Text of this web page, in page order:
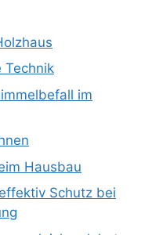
Technik
im
Hausbau
Schutz bei